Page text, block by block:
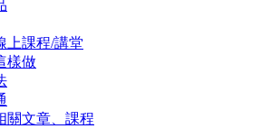
上課程/講堂
樣做
關文章、課程